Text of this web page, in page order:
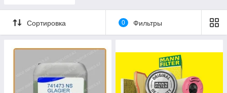
Сортировка 0 Фильтры